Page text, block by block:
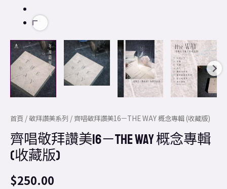
首頁 /敬拜讚美系列 / 齊唱敬拜讚美16－THE WAY 概念專輯 (收藏版)
齊唱敬拜讚美16－THE WAY 概念專輯
(收藏版)
$250.00